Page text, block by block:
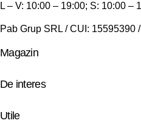
L – V: 10:00 – 19:00; S: 10:00 –
Pab Grup SRL / CUI: 15595390
Magazin
De interes
Utile